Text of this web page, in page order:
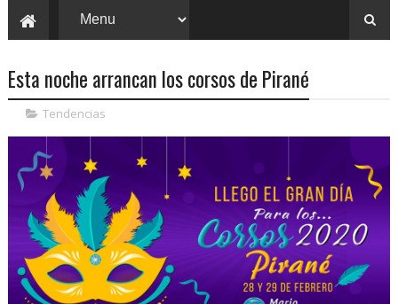
Esta noche arrancan los corsos de Pirané
Tendencias